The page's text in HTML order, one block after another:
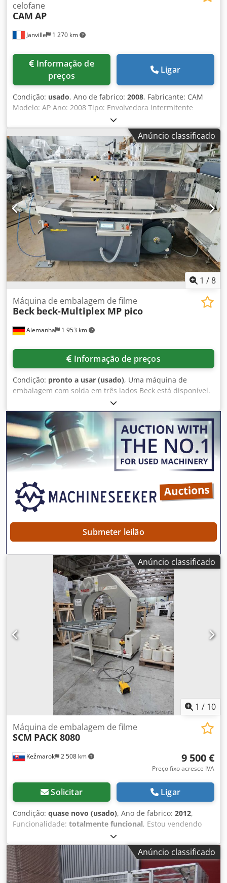
Janville 1 270 km
celofane
CAM AP
preços
Ligar
Condição: usado, Ano de fabrico: 2008, Fabricante: CAM
Modelo: AP Ano: 2008 Tipo: Envolvedora intermitente
Materiais: Polipropileno, PVC, celofane. Dsdpfxox R A Dgo
Abqswa Alimentação: automática ou manual. Velocidade
mecânica: 31 - 100 ciclos/minuto. Formato: Comprimento
(A): 35 - 150 mm Altura (B): 15 - 80 mm Largura (C): 60 - 300
mm Mandril: Ø 70 - 76 mm Bobina: máx. Ø 320 mm
Largura: 100 - 400 mm
Anúncio classificado
1 /8
Alemanha 1 953 km
Máquina de embalagem de filme
Beck beck-Multiplex MP pico
Informação de preços
Condição: pronto a usar (usado), Uma máquina de
embalagem com solda em três lados Beck está disponível.
Materiais processáveis: filmes mono recicláveis / reciclado
/ filme biodegradável, faixa de largura do produto: 20mm-
400mm, altura máxima do produto: 200mm, desempenho
máximo de embalagem: 60 ciclos/min. Inclui túnel de
encolhimento beck. Documentação disponível. Visita
mediante acordo prévio é possível. Dodpfxjxn Aamj
Abqswa
Submeter leilão
Anúncio classificado
1 / 10
Kežmarok 2 508 km
Máquina de embalagem de filme
SCM PACK 8080
9 500 €
Preço fixo acresce IVA
Solicitar Ligar
Condição: quase novo (usado), Ano de fabrico: 2012,
Funcionalidade: totalmente funcional, Estou vendendo
uma máquina embaladora horizontal de filmes plásticos.
Fabricante: SCM, Itália Modelo: PACK 8080 Ano de
fabricação: 2012 / como NOVA, trabalhou muito pouco
Diâmetro do mandril: 1300 mm. Dwsdpor Alx Uofx Abqea
Largura da mesa de trabalho: 900 mm. Avanço manual,
Anúncio classificado